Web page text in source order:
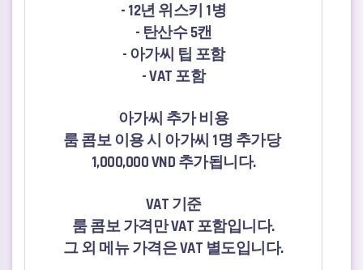
- 12년 위스키 1병
- 탄산수 5캔
- 아가씨 팁 포함
- VAT 포함
아가씨 추가 비용
룸 콤보 이용 시 아가씨 1명 추가당
1,000,000 VND 추가됩니다.
VAT 기준
룸 콤보 가격만 VAT 포함입니다.
그 외 메뉴 가격은 VAT 별도입니다.